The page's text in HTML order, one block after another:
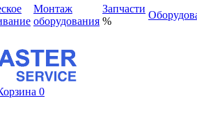
Монтаж
оборудования
Запчасти
%
0